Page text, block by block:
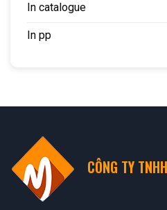
In catalogue
In pp
CÔNG TY